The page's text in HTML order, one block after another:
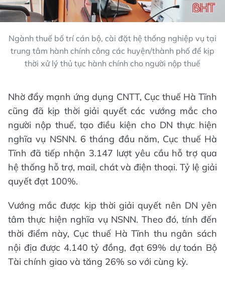
Ngành thuế bố trí cán bộ, cài đặt hệ thống nghiệp vụ tại
trung tâm hành chính công các huyện/thành phố để kịp
thời xử lý thủ tục hành chính cho người nộp thuế
Nhờ đẩy mạnh ứng dụng CNTT, Cục thuế Hà Tĩnh
cũng đã kịp thời giải quyết các vướng mắc cho
người nộp thuế, tạo điều kiện cho DN thực hiện
nghĩa vụ NSNN. 6 tháng đầu năm, Cục thuế Hà
Tĩnh đã tiếp nhận 3.147 lượt yêu cầu hỗ trợ qua
hệ thống hỗ trợ, mail, chát và điện thoại. Tỷ lệ giải
quyết đạt 100%.
Vướng mắc được kịp thời giải quyết nên DN yên
tâm thực hiện nghĩa vụ NSNN. Theo đó, tính đến
thời điểm này, Cục thuế Hà Tĩnh thu ngân sách
nội địa được 4.140 tỷ đồng, đạt 69% dự toán Bộ
Tài chính giao và tăng 26% so với cùng kỳ.